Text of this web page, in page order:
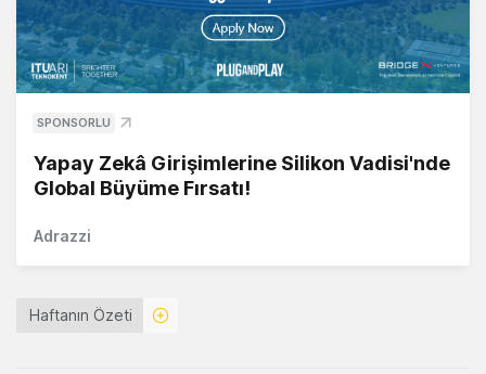
SPONSORLU
Yapay Zekâ Girişimlerine Silikon Vadisi'nde
Global Büyüme Fırsatı!
Adrazzi
Haftanın Özeti